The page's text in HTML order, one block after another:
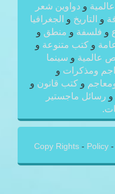
و دواوين شعر
و التاريخ و الجغرافيا
و فلسفة و منطق و
و كتب متنوعة و
عالمية و سينما
ومذكرات و
و كتب قانون و
و رسائل ماجستير
Copy Rights - Policy -